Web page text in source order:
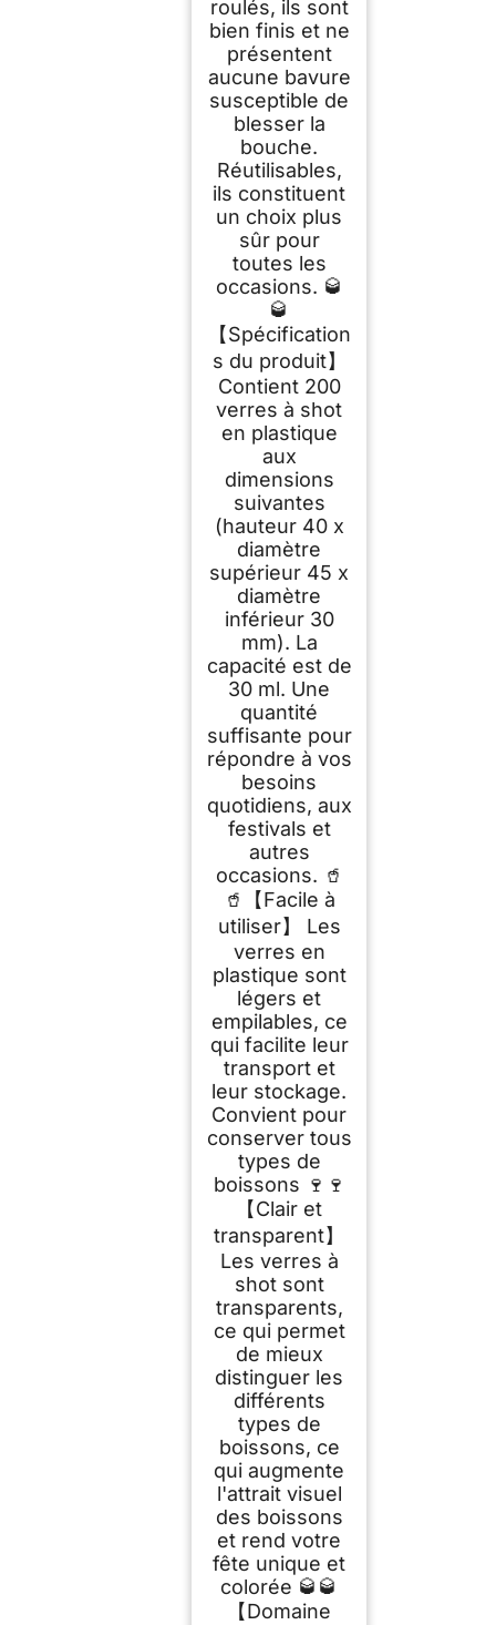
roulés, ils sont
bien finis et ne
présentent
aucune bavure
susceptible de
blesser la
bouche.
Réutilisables,
ils constituent
un choix plus
sûr pour
toutes les
occasions. 🥃
🥃
【Spécification
s du produit】
Contient 200
verres à shot
en plastique
aux
dimensions
suivantes
(hauteur 40 x
diamètre
supérieur 45 x
diamètre
inférieur 30
mm). La
capacité est de
30 ml. Une
quantité
suffisante pour
répondre à vos
besoins
quotidiens, aux
festivals et
autres
occasions. 🥤
🥤【Facile à
utiliser】 Les
verres en
plastique sont
légers et
empilables, ce
qui facilite leur
transport et
leur stockage.
Convient pour
conserver tous
types de
boissons 🍷🍷
【Clair et
transparent】
Les verres à
shot sont
transparents,
ce qui permet
de mieux
distinguer les
différents
types de
boissons, ce
qui augmente
l'attrait visuel
des boissons
et rend votre
fête unique et
colorée 🥃🥃
【Domaine